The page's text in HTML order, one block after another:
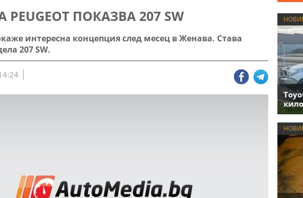
ПОКАЗВА 207 SW
интересна концепция след месец в Женава. Става
207 SW.